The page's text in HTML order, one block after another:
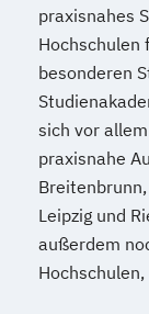
praxisnahes
Hochschulen
besonderen
sich vor
praxisnahe
Leipzig und
außerdem